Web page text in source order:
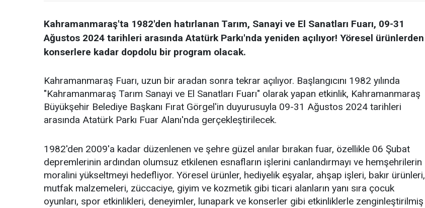
Kahramanmaraş'ta 1982'den hatırlanan Tarım, Sanayi ve El Sanatları Fuarı, 09-31
Ağustos 2024 tarihleri arasında Atatürk Parkı'nda yeniden açılıyor! Yöresel ürünlerden
konserlere kadar dopdolu bir program olacak.
Kahramanmaraş Fuarı, uzun bir aradan sonra tekrar açılıyor. Başlangıcını 1982 yılında
"Kahramanmaraş Tarım Sanayi ve El Sanatları Fuarı" olarak yapan etkinlik, Kahramanmaraş
Büyükşehir Belediye Başkanı Fırat Görgel'in duyurusuyla 09-31 Ağustos 2024 tarihleri
arasında Atatürk Parkı Fuar Alanı'nda gerçekleştirilecek.
1982'den 2009'a kadar düzenlenen ve şehre güzel anılar bırakan fuar, özellikle 06 Şubat
depremlerinin ardından olumsuz etkilenen esnafların işlerini canlandırmayı ve hemşehrilerin
moralini yükseltmeyi hedefliyor. Yöresel ürünler, hediyelik eşyalar, ahşap işleri, bakır ürünleri,
mutfak malzemeleri, züccaciye, giyim ve kozmetik gibi ticari alanların yanı sıra çocuk
oyunları, spor etkinlikleri, deneyimler, lunapark ve konserler gibi etkinliklerle zenginleştirilmiş